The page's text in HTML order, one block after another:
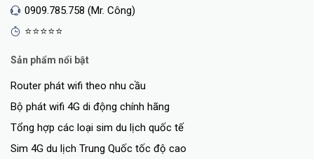
0909.785.758 (Mr. Công)
⭐⭐⭐⭐⭐
Sản phẩm nổi bật
Router phát wifi theo nhu cầu
Bộ phát wifi 4G di động chính hãng
Tổng hợp các loại sim du lịch quốc tế
Sim 4G du lịch Trung Quốc tốc độ cao